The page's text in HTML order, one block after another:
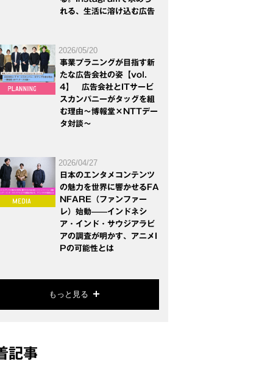
れる、生活に溶け込む広告
2026/05/20
事業プラニングが目指す新
たな広告会社の姿【vol.
4】 広告会社とITサービ
スカンパニーがタッグを組
む理由～博報堂×NTTデー
タ対談～
2026/04/27
日本のエンタメコンテンツ
の魅力を世界に響かせるFA
NFARE（ファンファー
レ）始動——インドネシ
ア・インド・サウジアラビ
アの調査が明かす、アニメI
Pの可能性とは
もっと見る
記事